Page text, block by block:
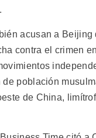
acusan a Beijing
contra el crimen
de población
de China,